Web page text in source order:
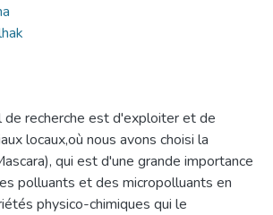
de recherche est d'exploiter et de
locaux,où nous avons choisi la
qui est d'une grande importance
polluants et des micropolluants en
physico-chimiques qui le